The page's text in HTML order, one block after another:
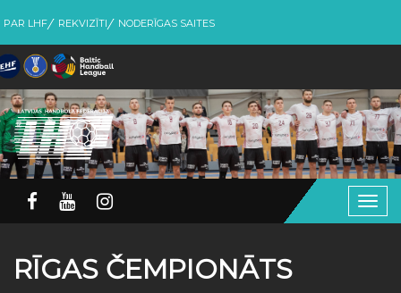
PAR LHF REKVIZĪTI NODERĪGAS SAITES
RĪGAS ČEMPIONĀTS